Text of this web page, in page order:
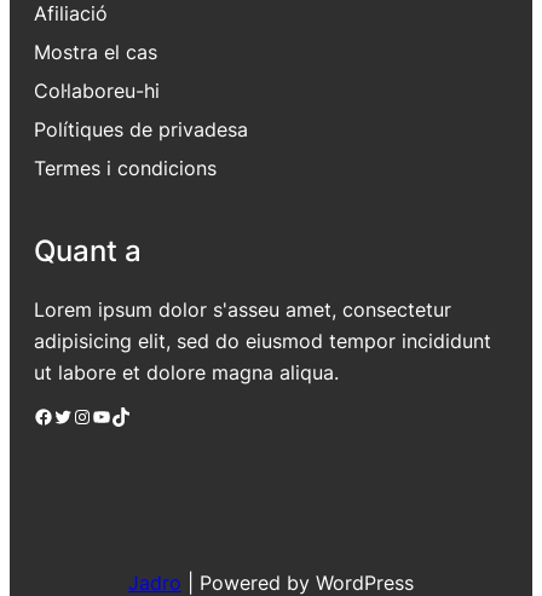
Afiliació
Mostra el cas
Col·laboreu-hi
Polítiques de privadesa
Termes i condicions
Quant a
Lorem ipsum dolor s'asseu amet, consectetur
adipisicing elit, sed do eiusmod tempor incididunt
ut labore et dolore magna aliqua.
Facebook Twitter Instagram YouTube TikTok
Jadro Powered by WordPress